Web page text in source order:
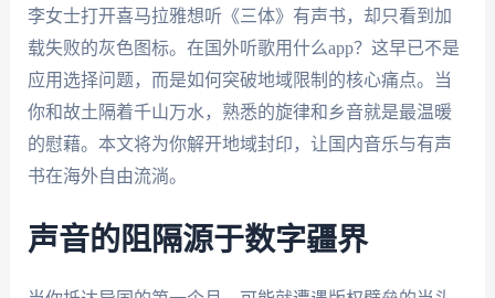
李女士打开喜马拉雅想听《三体》有声书，却只看到加
载失败的灰色图标。在国外听歌用什么app？这早已不是
应用选择问题，而是如何突破地域限制的核心痛点。当
你和故土隔着千山万水，熟悉的旋律和乡音就是最温暖
的慰藉。本文将为你解开地域封印，让国内音乐与有声
书在海外自由流淌。
声音的阻隔源于数字疆界